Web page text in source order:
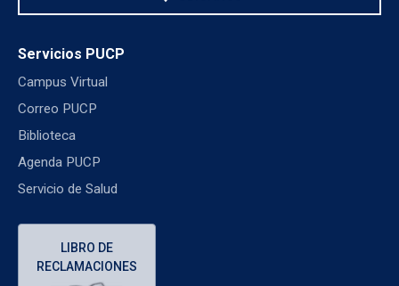
Servicios PUCP
Campus Virtual
Correo PUCP
Biblioteca
Agenda PUCP
Servicio de Salud
LIBRO DE
RECLAMACIONES